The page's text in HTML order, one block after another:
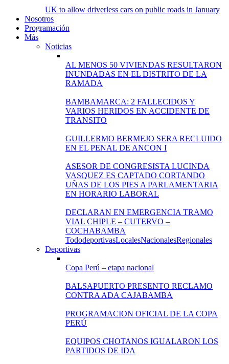
UK to allow driverless cars on public roads in January
Nosotros
Programación
Más
Noticias
AL MENOS 50 VIVIENDAS RESULTARON
INUNDADAS EN EL DISTRITO DE LA
RAMADA
BAMBAMARCA: 2 FALLECIDOS Y
VARIOS HERIDOS EN ACCIDENTE DE
TRANSITO
GUILLERMO BERMEJO SERA RECLUIDO
EN EL PENAL DE ANCON I
ASESOR DE CONGRESISTA LUCINDA
VASQUEZ ES CAPTADO CORTANDO
UÑAS DE LOS PIES A PARLAMENTARIA
EN HORARIO LABORAL
DECLARAN EN EMERGENCIA TRAMO
VIAL CHIPLE – CUTERVO –
COCHABAMBA
TododeportivasLocalesNacionalesRegionales
Deportivas
Copa Perú – etapa nacional
BALSAPUERTO PRESENTO RECLAMO
CONTRA ADA CAJABAMBA
PROGRAMACION OFICIAL DE LA COPA
PERÚ
EQUIPOS CHOTANOS IGUALARON LOS
PARTIDOS DE IDA